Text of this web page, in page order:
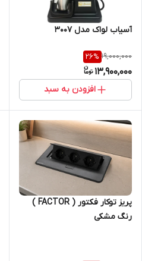
آسیاب لواک مدل 3007
19,000,000
26%
13,900,000
افزودن به سبد
پریز توکار فکتور ( FACTOR )
رنگ مشکی